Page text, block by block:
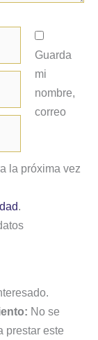
Guarda
mi
nombre,
correo
la próxima vez
.
No se
prestar este